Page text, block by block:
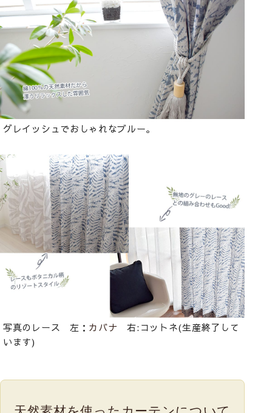
グレイッシュでおしゃれなブルー。
写真のレース 左： カバナ 右:コットネ(生産終了して
います)